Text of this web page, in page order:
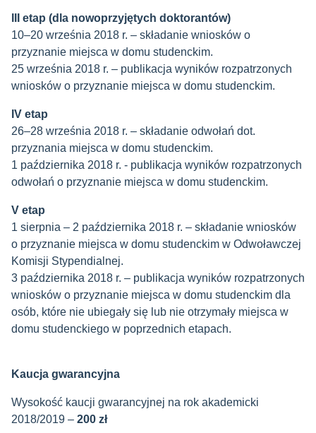
III etap (dla nowoprzyjętych doktorantów)
10–20 września 2018 r. – składanie wniosków o
przyznanie miejsca w domu studenckim.
25 września 2018 r. – publikacja wyników rozpatrzonych
wniosków o przyznanie miejsca w domu studenckim.
IV etap
26–28 września 2018 r. – składanie odwołań dot.
przyznania miejsca w domu studenckim.
1 października 2018 r. - publikacja wyników rozpatrzonych
odwołań o przyznanie miejsca w domu studenckim.
V etap
1 sierpnia – 2 października 2018 r. – składanie wniosków
o przyznanie miejsca w domu studenckim w Odwoławczej
Komisji Stypendialnej.
3 października 2018 r. – publikacja wyników rozpatrzonych
wniosków o przyznanie miejsca w domu studenckim dla
osób, które nie ubiegały się lub nie otrzymały miejsca w
domu studenckiego w poprzednich etapach.
Kaucja gwarancyjna
Wysokość kaucji gwarancyjnej na rok akademicki
2018/2019 – 200 zł